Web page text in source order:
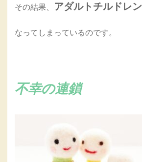
その結果、 アダルトチルドレン
なってしまっているのです。
不幸の連鎖